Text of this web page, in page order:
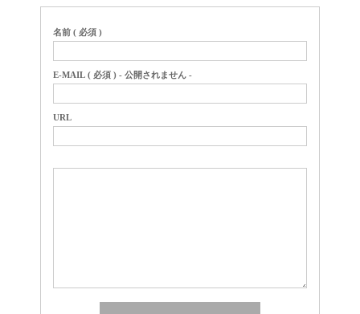
名前 ( 必須 )
E-MAIL ( 必須 ) - 公開されません -
URL